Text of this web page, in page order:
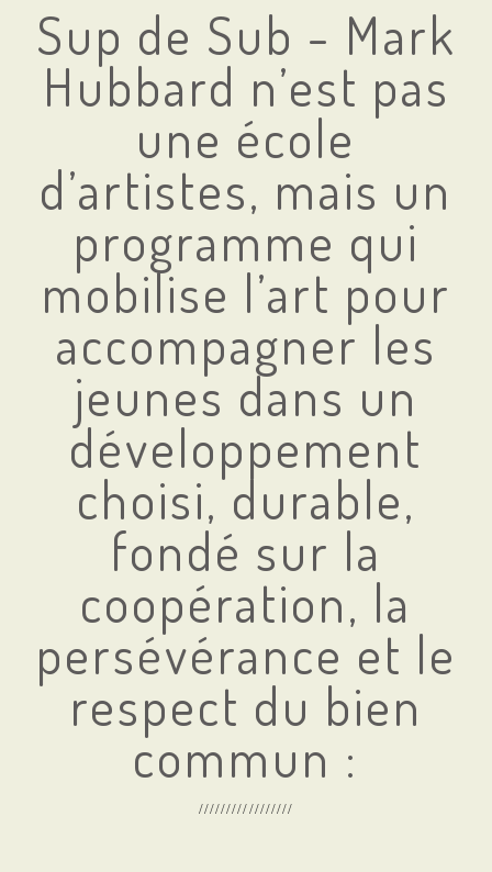
Sup de Sub - Mark
Hubbard n’est pas
une école
d’artistes, mais un
programme qui
mobilise l’art pour
accompagner les
jeunes dans un
développement
choisi, durable,
fondé sur la
coopération, la
persévérance et le
respect du bien
commun :
/////////////////